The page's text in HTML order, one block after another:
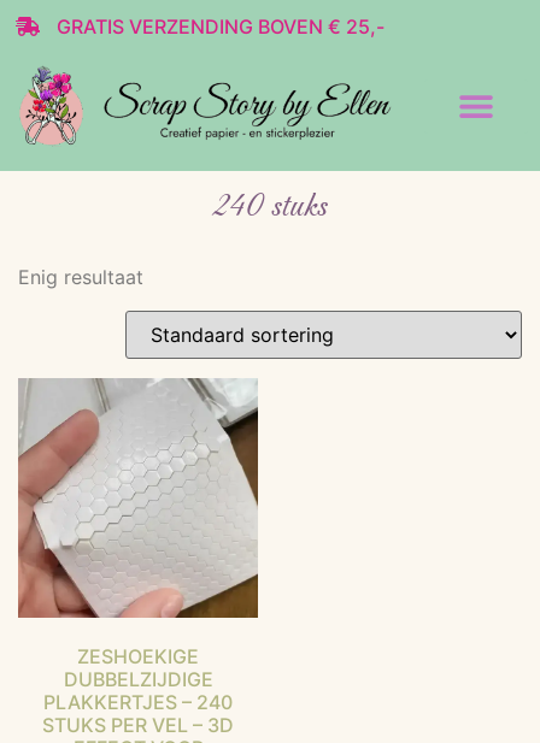
GRATIS VERZENDING BOVEN € 25,-
240 stuks
Enig resultaat
ZESHOEKIGE
DUBBELZIJDIGE
PLAKKERTJES – 240
STUKS PER VEL – 3D